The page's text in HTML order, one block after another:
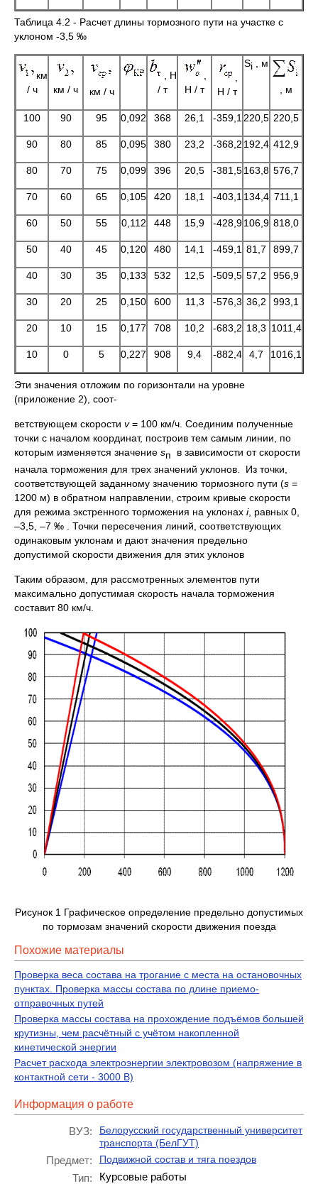
Таблица 4.2 - Расчет длины тормозного пути на участке с
уклоном -3,5 ‰
км
/ ч
км / ч км / ч
, Н
/ т
Н / т
Н / т
Si , м
, м
100 90 95 0,092 368 26,1 -359,1 220,5 220,5
90 80 85 0,095 380 23,2 -368,2 192,4 412,9
80 70 75 0,099 396 20,5 -381,5 163,8 576,7
70 60 65 0,105 420 18,1 -403,1 134,4 711,1
60 50 55 0,112 448 15,9 -428,9 106,9 818,0
50 40 45 0,120 480 14,1 -459,1 81,7 899,7
40 30 35 0,133 532 12,5 -509,5 57,2 956,9
30 20 25 0,150 600 11,3 -576,3 36,2 993,1
20 10 15 0,177 708 10,2 -683,2 18,3 1011,4
10 0 5 0,227 908 9,4 -882,4 4,7 1016,1
Эти значения отложим по горизонтали на уровне
(приложение 2), соот-
ветствующем скорости v= 100 км/ч. Соединим полученные
точки с началом координат, построив тем самым линии, по
которым изменяется значение sп в зависимости от скорости
начала торможения для трех значений уклонов. Из точки,
соответствующей заданному значению тормозного пути (s =
1200 м) в обратном направлении, строим кривые скорости
для режима экстренного торможения на уклонах i, равных 0,
–3,5, –7 ‰ . Точки пересечения линий, соответствующих
одинаковым уклонам и дают значения предельно
допустимой скорости движения для этих уклонов
Таким образом, для рассмотренных элементов пути
максимально допустимая скорость начала торможения
составит 80 км/ч.
Рисунок 1 Графическое определение предельно допустимых
по тормозам значений скорости движения поезда
Похожие материалы
Проверка веса состава на трогание с места на остановочных
пунктах. Проверка массы состава по длине приемо-
отправочных путей
Проверка массы состава на прохождение подъёмов большей
крутизны, чем расчётный с учётом накопленной
кинетической энергии
Расчет расхода электроэнергии электровозом (напряжение в
контактной сети - 3000 В)
Информация о работе
ВУЗ:
Белорусский государственный университет
транспорта (БелГУТ)
Предмет: Подвижной состав и тяга поездов
Тип: Курсовые работы